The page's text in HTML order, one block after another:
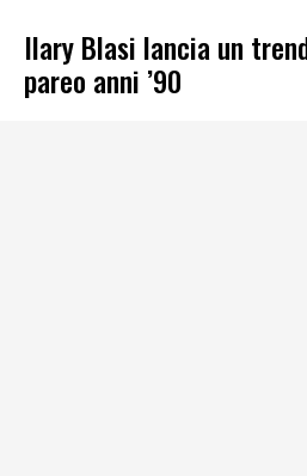
Ilary Blasi lancia un
pareo anni ’90